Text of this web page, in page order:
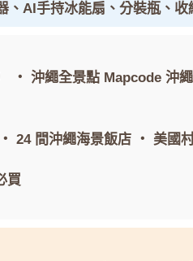
、AI手持冰能扇、分裝瓶、收
・ 沖繩全景點 Mapcode 沖
・ 24 間沖繩海景飯店 ・ 美國
買